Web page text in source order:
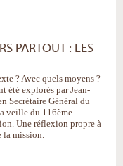
PARTOUT : LES
? Avec quels moyens ?
été explorés par Jean-
Secrétaire Général du
veille du 116ème
Une réflexion propre à
la mission.